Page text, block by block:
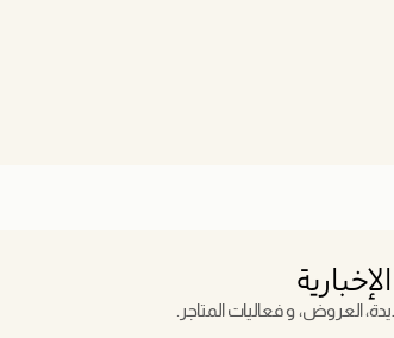
العروض، و فعاليات المتاجر.